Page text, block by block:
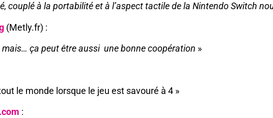
couplé à la portabilité et à l’aspect tactile de la Nintendo Switch
(Metly.fr) :
mais… ça peut être aussi une bonne coopération »
le monde lorsque le jeu est savouré à 4 »
: